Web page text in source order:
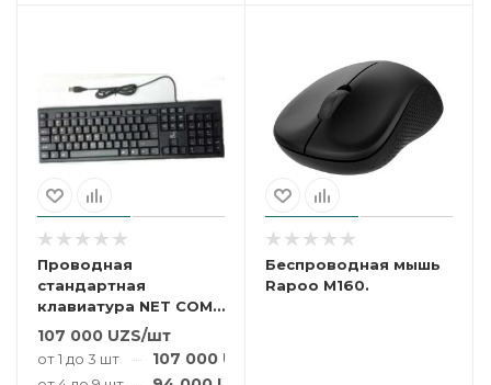
Проводная
стандартная
клавиатура NET COM
NK-109.
107 000 UZS/шт
от 1 до 3 шт 107 000UZS
Беспроводная мышь
Rapoo M160.